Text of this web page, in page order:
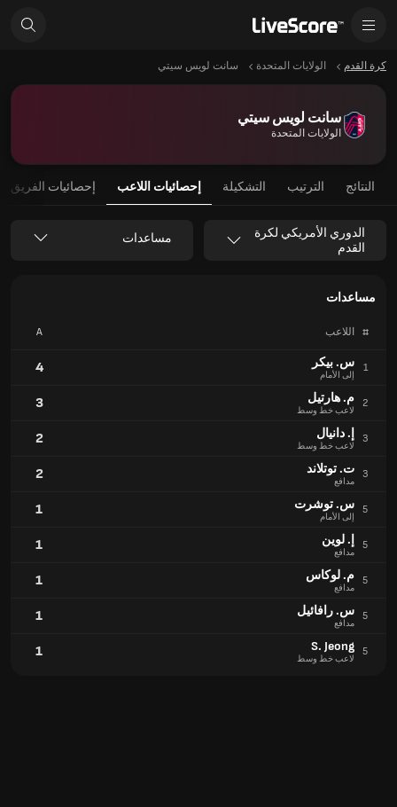
كرة القدم الولايات المتحدة سانت لويس سيتي
سانت لويس سيتي
الولايات المتحدة
النتائج الترتيب التشكيلة إحصائيات اللاعب إحصائيات الفريق
الدوري الأمريكي لكرة
القدم
مساعدات
مساعدات
# اللاعب A
1 س. بيكر
إلى الأمام 4
2 م. هارتيل
لاعب خط وسط 3
3 إ. دانيال
لاعب خط وسط 2
3 ت. توتلاند
مدافع 2
5 س. توشرت
إلى الأمام 1
5 إ. لوين
مدافع 1
5 م. لوكاس
مدافع 1
5 س. رافائيل
مدافع 1
5
S. Jeong
لاعب خط وسط 1